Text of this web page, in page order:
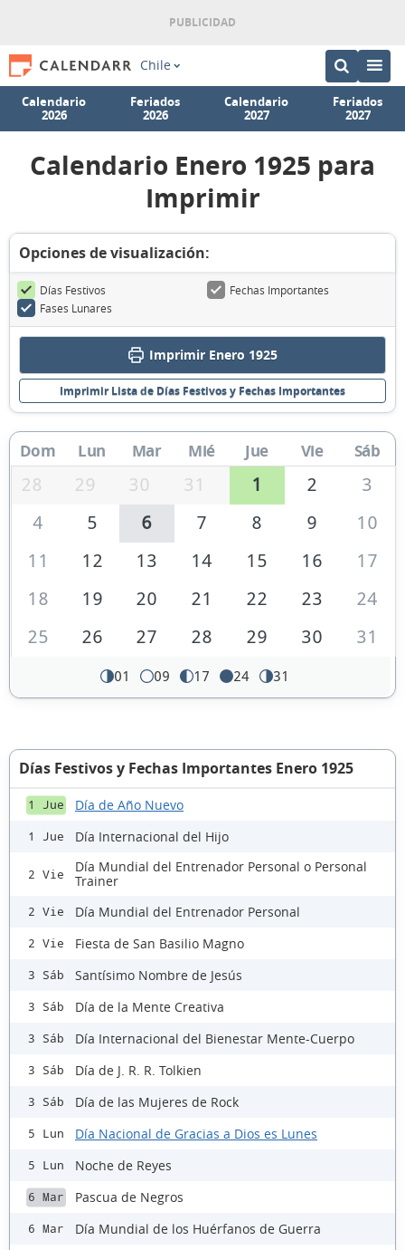
Chile
Calendario
2026
Feriados
2026
Calendario
2027
Feriados
2027
Calendario Enero 1925 para
Imprimir
Opciones de visualización:
Días Festivos
Fechas Importantes
Fases Lunares
Imprimir Enero 1925
Imprimir Lista de Días Festivos y Fechas Importantes
Dom Lun Mar Mié Jue Vie Sáb
28 29 30 31 1 2
3
4
5 6 7 8 9
10
11
12 13 14 15 16
17
18
19 20 21 22 23
24
25
26 27 28 29 30 31
01 09 17 24 31
Días Festivos y Fechas Importantes Enero 1925
1 Jue Día de Año Nuevo
1 Jue Día Internacional del Hijo
2 Vie
Día Mundial del Entrenador Personal o Personal
Trainer
2 Vie Día Mundial del Entrenador Personal
2 Vie Fiesta de San Basilio Magno
3 Sáb Santísimo Nombre de Jesús
3 Sáb Día de la Mente Creativa
3 Sáb Día Internacional del Bienestar Mente-Cuerpo
3 Sáb Día de J. R. R. Tolkien
3 Sáb Día de las Mujeres de Rock
5 Lun Día Nacional de Gracias a Dios es Lunes
5 Lun Noche de Reyes
6 Mar Pascua de Negros
6 Mar Día Mundial de los Huérfanos de Guerra